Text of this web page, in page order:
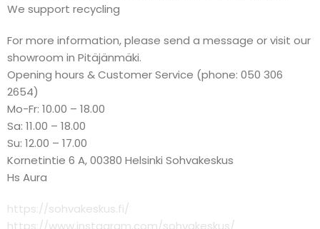
We support recycling
For more information, please send a message or visit our
showroom in Pitäjänmäki.
Opening hours & Customer Service (phone: 050 306
2654)
Mo-Fr: 10.00 – 18.00
Sa: 11.00 – 18.00
Su: 12.00 – 17.00
Kornetintie 6 A, 00380 Helsinki Sohvakeskus
Hs Aura
https://sohvakeskus.fi/
https://www.instagram.com/sohvakeskus/